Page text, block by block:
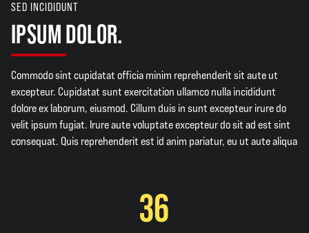
SED INCIDIDUNT
IPSUM DOLOR.
Commodo sint cupidatat officia minim reprehenderit sit aute ut
excepteur. Cupidatat sunt exercitation ullamco nulla incididunt
dolore ex laborum, eiusmod. Cillum duis in sunt excepteur irure do
velit ipsum fugiat. Irure aute voluptate excepteur do sit ad est sint
consequat. Quis reprehenderit est id anim pariatur, eu ut aute aliqua
36